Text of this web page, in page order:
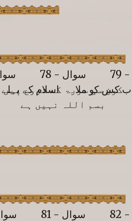
Downloads
اسلام کے پہلے
سوال - 78
کون سی سورۃ کے شروع میں
بسم اللہ نہیں ہے
کس کو ملا۔
سوال - 81